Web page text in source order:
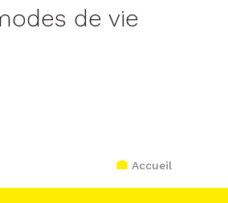
de vie
Accueil